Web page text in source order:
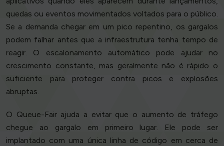
quedas ou eventos movimentados voltados para o público.
Se a demanda chegar em um pico repentino, os gargalos
podem falhar antes que a infraestrutura tenha tempo de
reagir. O escalonamento automático pode ajudar no
crescimento constante, mas geralmente não é rápido o
suficiente para proteger contra picos e explosões
abruptas.
O Queue-Fair ajuda a evitar que o aumento de tráfego
chegue ao gargalo em primeiro lugar. Ele pode ser
implantado com uma única linha de código em cerca de